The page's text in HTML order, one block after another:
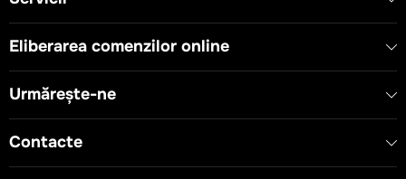
Eliberarea comenzilor online
Urmărește-ne
Contacte